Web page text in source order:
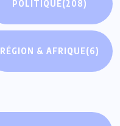
POLITIQUE(208)
RÉGION & AFRIQUE(6)